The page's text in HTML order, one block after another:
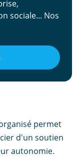
sociale... Nos
permet
d'un soutien
autonomie.